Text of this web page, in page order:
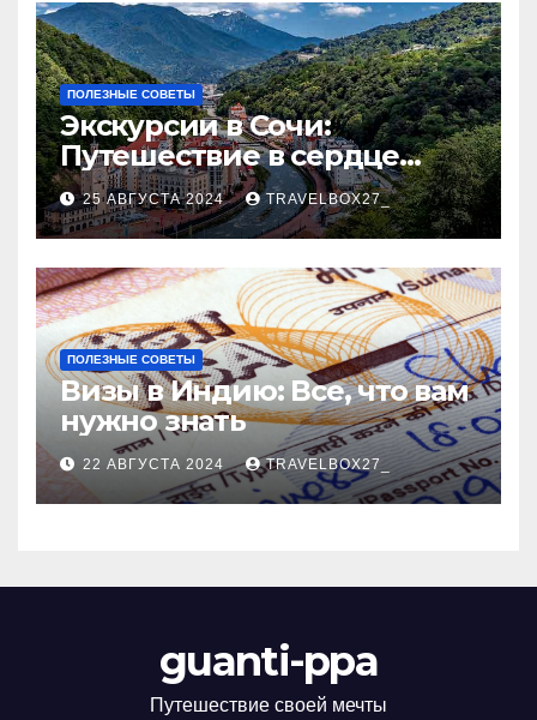
ПОЛЕЗНЫЕ СОВЕТЫ
Экскурсии в Сочи:
Путешествие в сердце
Черноморского курорта
25 АВГУСТА 2024 TRAVELBOX27_
ПОЛЕЗНЫЕ СОВЕТЫ
Визы в Индию: Все, что вам
нужно знать
22 АВГУСТА 2024 TRAVELBOX27_
guanti-ppa
Путешествие своей мечты